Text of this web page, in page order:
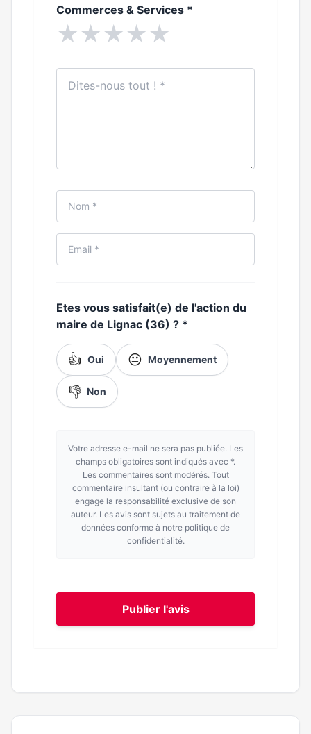
Commerces & Services *
★★★★★
Etes vous satisfait(e) de l'action du
maire de Lignac (36) ? *
👍 Oui 😐 Moyennement
👎 Non
Votre adresse e-mail ne sera pas publiée. Les
champs obligatoires sont indiqués avec *.
Les commentaires sont modérés. Tout
commentaire insultant (ou contraire à la loi)
engage la responsabilité exclusive de son
auteur. Les avis sont sujets au traitement de
données conforme à notre politique de
confidentialité.
Publier l'avis